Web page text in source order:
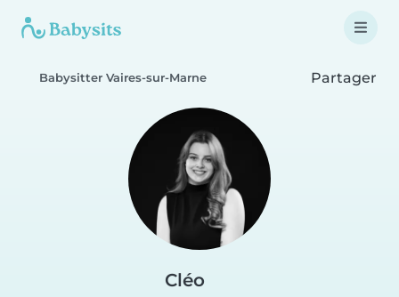
Babysitter Vaires-sur-Marne Partager
Cléo